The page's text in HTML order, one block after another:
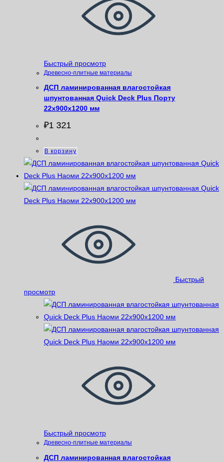
Быстрый просмотр
Древесно-плитные материалы
ДСП ламинированная влагостойкая
шпунтованная Quick Deck Plus Порту
22х900х1200 мм
₽1 321
В корзину
Быстрый
просмотр
Быстрый просмотр
Древесно-плитные материалы
ДСП ламинированная влагостойкая